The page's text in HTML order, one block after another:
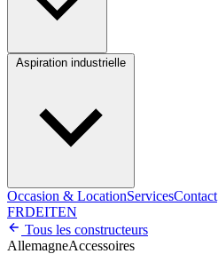
Occasion & LocationServicesContact
FRDEITEN
Tous les constructeurs
AllemagneAccessoires